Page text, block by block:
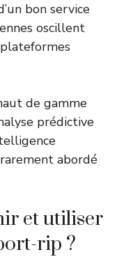
bon service
oscillent
de gamme
prédictive
abordé
et utiliser
rip ?